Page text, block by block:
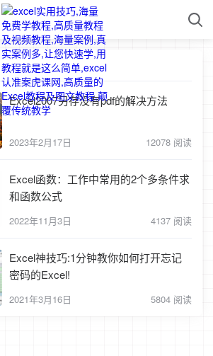
Excel2007另存没有pdf的解决方法
2023年2月17日 12078 阅读
Excel函数：工作中常用的2个多条件求
和函数公式
2022年11月3日 4137 阅读
Excel神技巧:1分钟教你如何打开忘记
密码的Excel!
2021年3月16日 5804 阅读